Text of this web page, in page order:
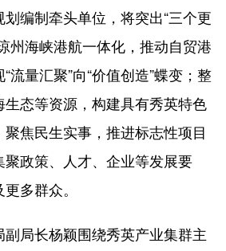
编制牵头单位，将突出“三个更
州海峡港航一体化，推动自贸港
流量汇聚”向“价值创造”蝶变；整
态等资源，构建具有秀英特色
焦民生实事，推进标志性项目
政策、人才、企业等发展要
多群众。
局长杨颖围绕秀英产业集群主